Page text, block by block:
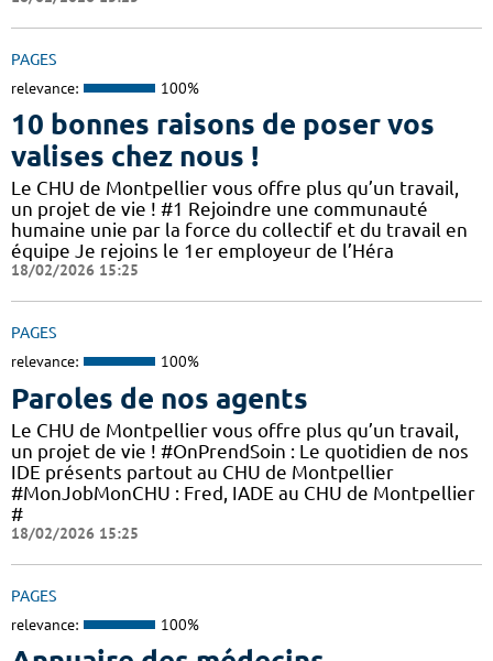
PAGES
relevance: 100%
10 bonnes raisons de poser vos
valises chez nous !
Le CHU de Montpellier vous offre plus qu’un travail,
un projet de vie ! #1 Rejoindre une communauté
humaine unie par la force du collectif et du travail en
équipe Je rejoins le 1er employeur de l’Héra
18/02/2026 15:25
PAGES
relevance: 100%
Paroles de nos agents
Le CHU de Montpellier vous offre plus qu’un travail,
un projet de vie ! #OnPrendSoin : Le quotidien de nos
IDE présents partout au CHU de Montpellier
#MonJobMonCHU : Fred, IADE au CHU de Montpellier
#
18/02/2026 15:25
PAGES
relevance: 100%